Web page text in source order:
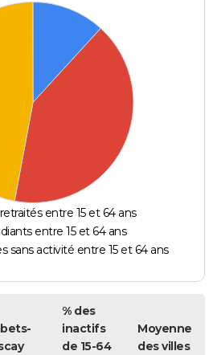
entre 15 et 64 ans
entre 15 et 64 ans
sans activité entre 15 et 64 ans
% des
inactifs
de 15-64
Moyenne
des villes